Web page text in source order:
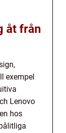
åt från
exempel
Lenovo
hos